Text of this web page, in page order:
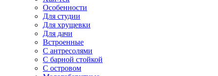
Особенности
Для студии
Для хрущевки
Для дачи
Встроенные
С антресолями
С барной стойкой
С островом